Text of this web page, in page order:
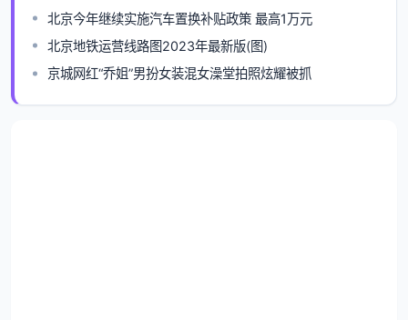
北京今年继续实施汽车置换补贴政策 最高1万元
北京地铁运营线路图2023年最新版(图)
京城网红“乔姐”男扮女装混女澡堂拍照炫耀被抓